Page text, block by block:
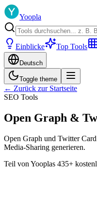
Yoopla
Einblicke Top Tools
Deutsch
Toggle theme
← Zurück zur Startseite
SEO Tools
Open Graph &
Open Graph und Twitter
Media-Sharing generieren.
Teil von Yooplas 435+